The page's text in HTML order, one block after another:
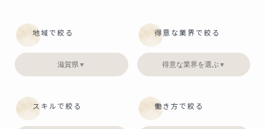
地域で絞る
滋賀県 ▼
得意な業界で絞る
得意な業界を選ぶ ▼
スキルで絞る 働き方で絞る